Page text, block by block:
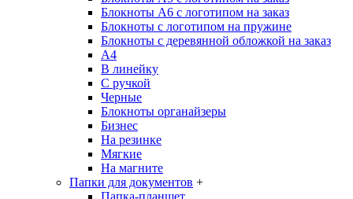
Блокноты А6 с логотипом на заказ
Блокноты с логотипом на пружине
Блокноты с деревянной обложкой на заказ
A4
В линейку
С ручкой
Черные
Блокноты органайзеры
Бизнес
На резинке
Мягкие
На магните
Папки для документов +
Папка-планшет